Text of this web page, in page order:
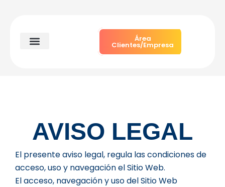
Área
Clientes/Empresa
AVISO LEGAL
El presente aviso legal, regula las condiciones de
acceso, uso y navegación el Sitio Web.
El acceso, navegación y uso del Sitio Web